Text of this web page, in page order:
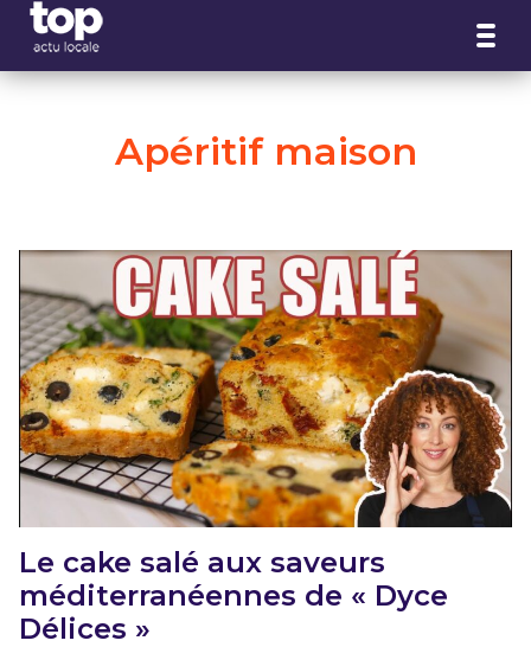
Apéritif maison
Le cake salé aux saveurs
méditerranéennes de « Dyce
Délices »
Panneau de gestion des cookies